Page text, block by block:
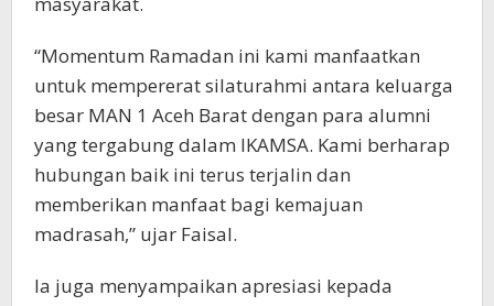
“Momentum Ramadan ini kami manfaatkan
untuk mempererat silaturahmi antara keluarga
besar MAN 1 Aceh Barat dengan para alumni
yang tergabung dalam IKAMSA. Kami berharap
hubungan baik ini terus terjalin dan
memberikan manfaat bagi kemajuan
madrasah,” ujar Faisal.
Ia juga menyampaikan apresiasi kepada